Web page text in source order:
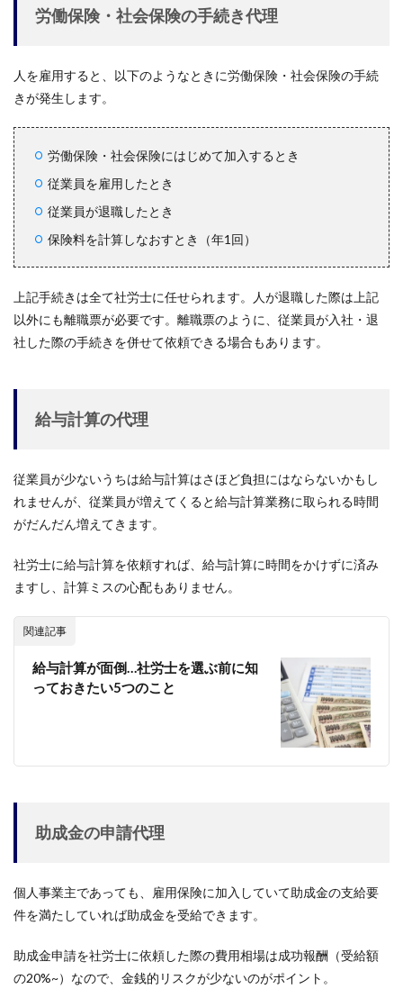
労働保険・社会保険の手続き代理
人を雇用すると、以下のようなときに労働保険・社会保険の手続
きが発生します。
労働保険・社会保険にはじめて加入するとき
従業員を雇用したとき
従業員が退職したとき
保険料を計算しなおすとき（年1回）
上記手続きは全て社労士に任せられます。人が退職した際は上記
以外にも離職票が必要です。離職票のように、従業員が入社・退
社した際の手続きを併せて依頼できる場合もあります。
給与計算の代理
従業員が少ないうちは給与計算はさほど負担にはならないかもし
れませんが、従業員が増えてくると給与計算業務に取られる時間
がだんだん増えてきます。
社労士に給与計算を依頼すれば、給与計算に時間をかけずに済み
ますし、計算ミスの心配もありません。
関連記事
給与計算が面倒…社労士を選ぶ前に知
っておきたい5つのこと
助成金の申請代理
個人事業主であっても、雇用保険に加入していて助成金の支給要
件を満たしていれば助成金を受給できます。
助成金申請を社労士に依頼した際の費用相場は成功報酬（受給額
の20%~）なので、金銭的リスクが少ないのがポイント。